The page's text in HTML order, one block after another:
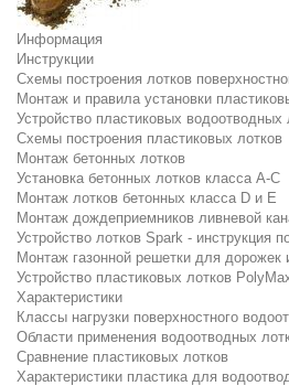
Информация
Инструкции
Схемы построения лотков
Монтаж и правила установки
Устройство пластиковых водоотводных
Схемы построения пластиковых лотков
Монтаж бетонных лотков
Установка бетонных лотков класса A-C
Монтаж лотков бетонных класса D и E
Монтаж дождеприемников ливневой
Устройство лотков Spark - инструкция
Монтаж газонной решетки для дорожек
Устройство пластиковых лотков
Характеристики
Классы нагрузки поверхностного
Области применения водоотводных
Сравнение пластиковых лотков
Характеристики пластика для